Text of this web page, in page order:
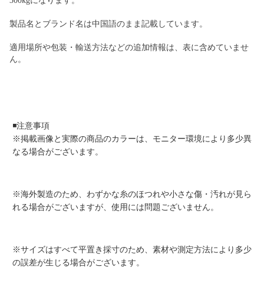
製品名とブランド名は中国語のまま記載しています。
適用場所や包装・輸送方法などの追加情報は、表に含めていませ
ん。
◾️注意事項
※掲載画像と実際の商品のカラーは、モニター環境により多少異
なる場合がございます。
※海外製造のため、わずかな糸のほつれや小さな傷・汚れが見ら
れる場合がございますが、使用には問題ございません。
※サイズはすべて平置き採寸のため、素材や測定方法により多少
の誤差が生じる場合がございます。